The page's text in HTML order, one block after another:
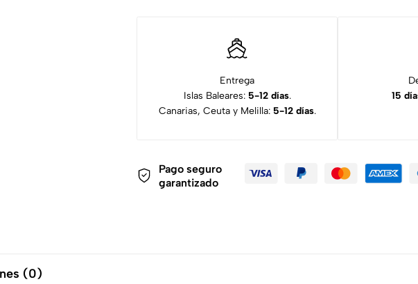
Entrega
Islas Baleares: 5-12 días.
Canarias, Ceuta y Melilla: 5-12 días.
15
Pago seguro
garantizado
(0)